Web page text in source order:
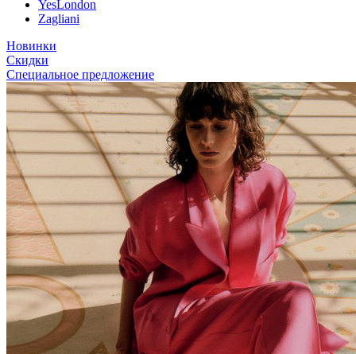
YesLondon
Zagliani
Новинки
Скидки
Специальное предложение